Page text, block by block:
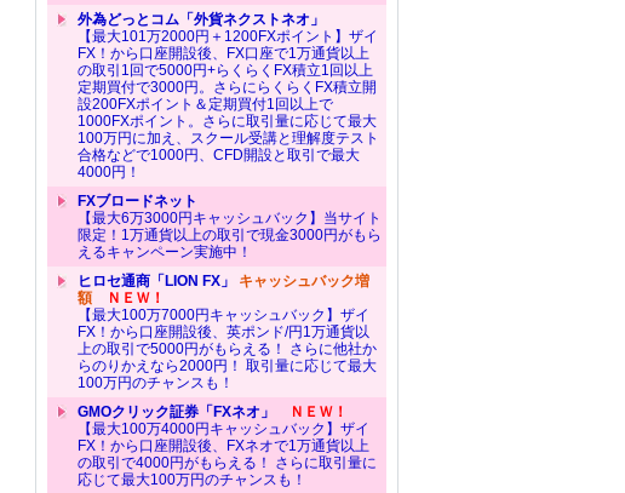
外為どっとコム「外貨ネクストネオ」
【最大101万2000円＋1200FXポイント】ザイ
FX！から口座開設後、FX口座で1万通貨以上
の取引1回で5000円+らくらくFX積立1回以上
定期買付で3000円。さらにらくらくFX積立開
設200FXポイント＆定期買付1回以上で
1000FXポイント。さらに取引量に応じて最大
100万円に加え、スクール受講と理解度テスト
合格などで1000円、CFD開設と取引で最大
4000円！
FXブロードネット
【最大6万3000円キャッシュバック】当サイト
限定！1万通貨以上の取引で現金3000円がもら
えるキャンペーン実施中！
ヒロセ通商「LION FX」 キャッシュバック増
額ＮＥＷ！
【最大100万7000円キャッシュバック】ザイ
FX！から口座開設後、英ポンド/円1万通貨以
上の取引で5000円がもらえる！ さらに他社か
らのりかえなら2000円！ 取引量に応じて最大
100万円のチャンスも！
GMOクリック証券「FXネオ」
ＮＥＷ！
【最大100万4000円キャッシュバック】ザイ
FX！から口座開設後、FXネオで1万通貨以上
の取引で4000円がもらえる！ さらに取引量に
応じて最大100万円のチャンスも！